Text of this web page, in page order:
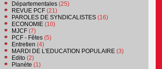
Départementales (25)
REVUE PCF (21)
PAROLES DE SYNDICALISTES (16)
ECONOMIE (10)
MJCF (7)
PCF - Fêtes (5)
Entretien (4)
MARDI DE L'EDUCATION POPULAIRE (3)
Edito (2)
Planète (1)